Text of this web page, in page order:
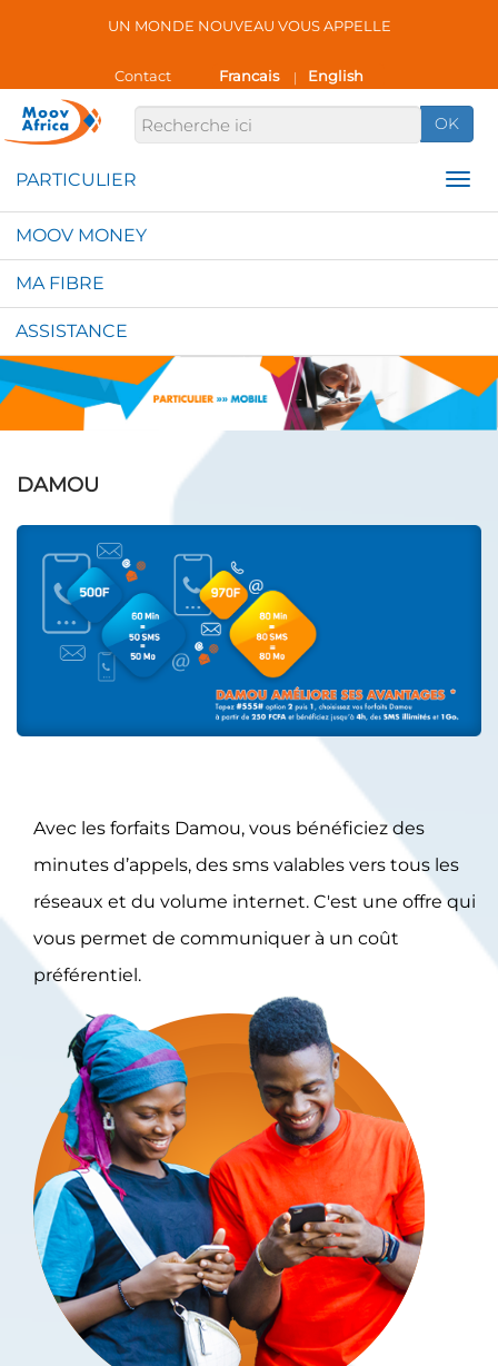
UN MONDE NOUVEAU VOUS APPELLE
Contact Francais | English
OK
MOOV MONEY
MA FIBRE
ASSISTANCE
DAMOU
Avec les forfaits Damou, vous bénéficiez des
minutes d’appels, des sms valables vers tous les
réseaux et du volume internet. C'est une offre qui
vous permet de communiquer à un coût
préférentiel.